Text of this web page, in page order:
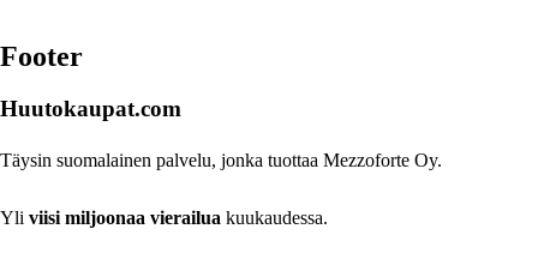
Footer
Huutokaupat.com
Täysin suomalainen palvelu, jonka tuottaa Mezzoforte Oy.
Yli viisi miljoonaa vierailua kuukaudessa.